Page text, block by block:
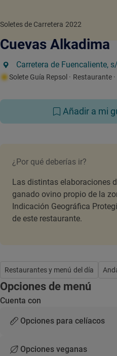
Soletes de Carretera 2022
Cuevas Alkadima
Carretera de Fuencaliente,
Solete Guía Repsol · Restaurante
Añadir a mi
¿Por qué deberías ir?
Las distintas elaboraciones
ganado ovino propio de la
Indicación Geográfica
de este restaurante.
Restaurantes y menú del día
Opciones de menú
Cuenta con
Opciones para celíacos
Opciones veganas